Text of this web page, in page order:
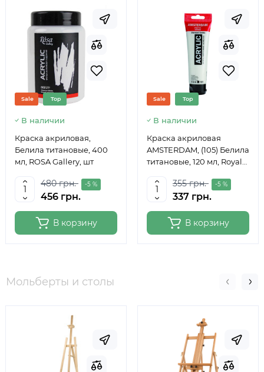
Sale Top
В наличии
Краска акриловая,
Белила титановые, 400
мл, ROSA Gallery, шт
480 грн. -5 %
456 грн.
В корзину
Sale Top
В наличии
Краска акриловая
AMSTERDAM, (105) Белила
титановые, 120 мл, Royal
355 грн. -5 %
337 грн.
В корзину
Мольберты и столы